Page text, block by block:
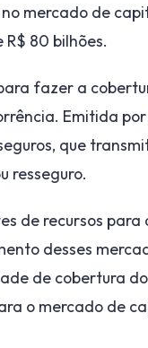
mercado de
R$ 80 bilhões.
fazer a
Emitida por
que
resseguro.
de recursos para
desses
de cobertura
o mercado de